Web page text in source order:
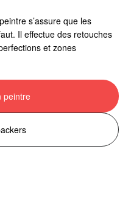
s’assure que les
Il effectue des retouches
et zones
peintre